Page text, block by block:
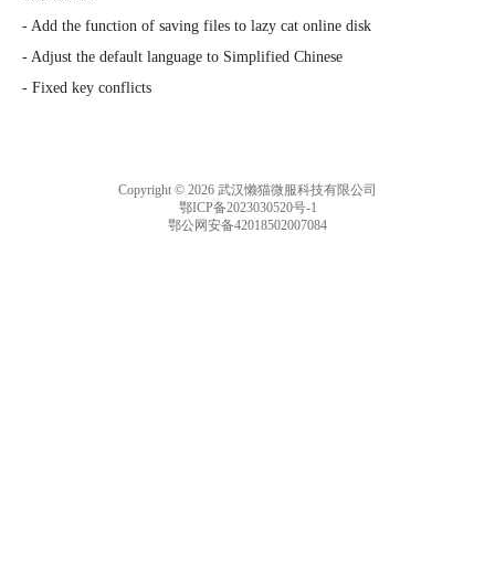
- Add the function of saving files to lazy cat online disk
- Adjust the default language to Simplified Chinese
- Fixed key conflicts
Copyright © 2026 武汉懒猫微服科技有限公司
鄂ICP备2023030520号-1
鄂公网安备42018502007084